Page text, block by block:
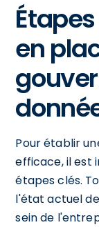
en
Pour établir
efficace, il est
étapes clés.
l'état actuel
sein de